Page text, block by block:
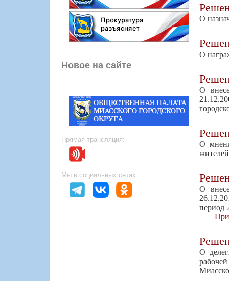
Новое на сайте
Прямая трансляция:
Мы в социальных сетях:
О
О
О
О
О
период
О